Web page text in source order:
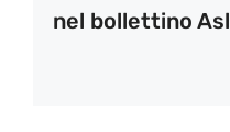
nel bollettino Asl